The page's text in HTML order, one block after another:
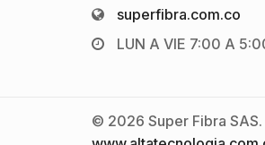
superfibra.com.co
LUN A VIE 7:00 A
© 2026 Super Fibra